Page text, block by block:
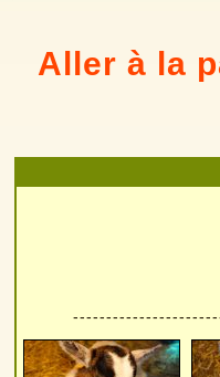
Aller à la